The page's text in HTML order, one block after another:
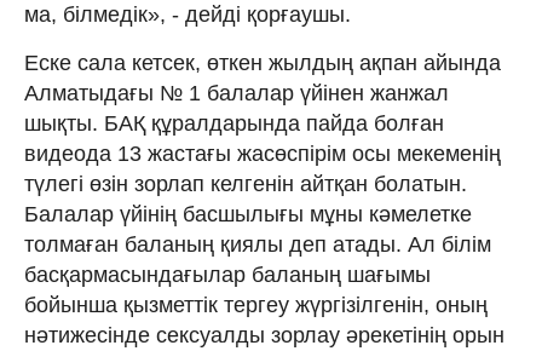
ма, білмедік», - дейді қорғаушы.
Еске сала кетсек, өткен жылдың ақпан айында
Алматыдағы № 1 балалар үйінен жанжал
шықты. БАҚ құралдарында пайда болған
видеода 13 жастағы жасөспірім осы мекеменің
түлегі өзін зорлап келгенін айтқан болатын.
Балалар үйінің басшылығы мұны кәмелетке
толмаған баланың қиялы деп атады. Ал білім
басқармасындағылар баланың шағымы
бойынша қызметтік тергеу жүргізілгенін, оның
нәтижесінде сексуалды зорлау әрекетінің орын